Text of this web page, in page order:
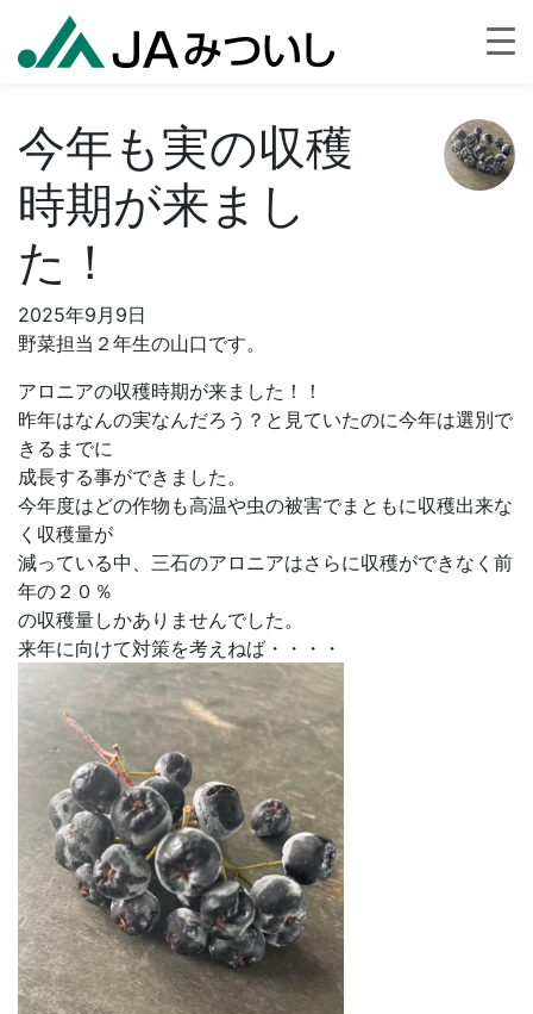
今年も実の収穫
時期が来まし
た！
2025年9月9日
野菜担当２年生の山口です。
アロニアの収穫時期が来ました！！
昨年はなんの実なんだろう？と見ていたのに今年は選別で
きるまでに
成長する事ができました。
今年度はどの作物も高温や虫の被害でまともに収穫出来な
く収穫量が
減っている中、三石のアロニアはさらに収穫ができなく前
年の２０％
の収穫量しかありませんでした。
来年に向けて対策を考えねば・・・・